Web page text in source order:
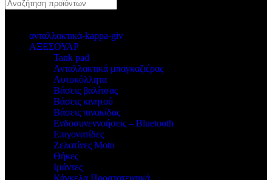
ανταλλακτικά-kappa-giv
ΑΞΕΣΟΥΑΡ
Tank pad
Ανταλλακτικά μπαγκαζιέρας
Αυτοκόλλητα
Βάσεις βαλίτσας
Βάσεις κινητού
Βάσεις πινακίδας
Ενδοσυνεννοήσεις – Bluetooth
Επιγονατίδες
Ζελατίνες Moto
Θήκες
Ιμάντες
Κάγκελα Προστατευτικά